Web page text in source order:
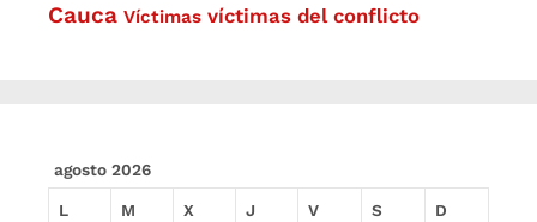
Cauca Víctimas víctimas del conflicto
agosto 2026
L M X J V S D